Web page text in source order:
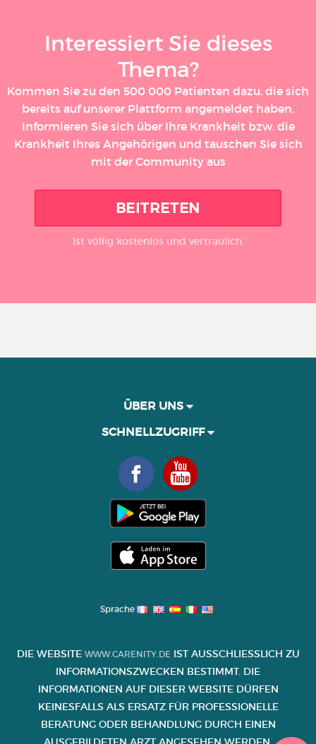
Interessiert Sie dieses
Thema?
Kommen Sie zu den 500 000 Patienten dazu, die sich
bereits auf unserer Plattform angemeldet haben.
Informieren Sie sich über Ihre Krankheit bzw. die
Krankheit Ihres Angehörigen und tauschen Sie sich
mit der Community aus
BEITRETEN
Ist völlig kostenlos und vertraulich.
ÜBER UNS
SCHNELLZUGRIFF
Sprache
DIE WEBSITE WWW.CARENITY.DEIST AUSSCHLIESSLICH ZU I
NFORMATIONSZWECKEN BESTIMMT. DIE I
NFORMATIONEN AUF DIESER WEBSITE DÜRFEN K
EINESFALLS ALS ERSATZ FÜR PROFESSIONELLE B
ERATUNG ODER BEHANDLUNG DURCH EINEN A